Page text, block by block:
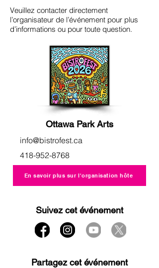
Veuillez contacter directement
l’organisateur de l’événement pour plus
d’informations ou pour toute question.
Ottawa Park Arts
info@bistrofest.ca
418-952-8768
En savoir plus sur l'organisation hôte
Suivez cet événement
Partagez cet événement